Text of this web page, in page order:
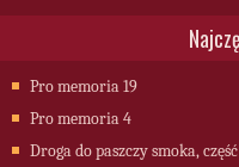
Pro memoria 19
Pro memoria 4
Droga do paszczy smoka,